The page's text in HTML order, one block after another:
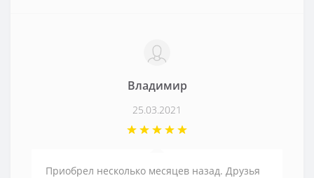
Владимир
25.03.2021
Приобрел несколько месяцев назад. Друзья